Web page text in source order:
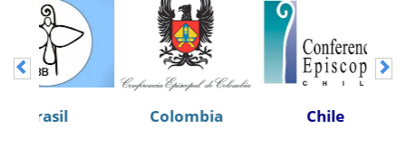
Colombia Chile Costa Rica